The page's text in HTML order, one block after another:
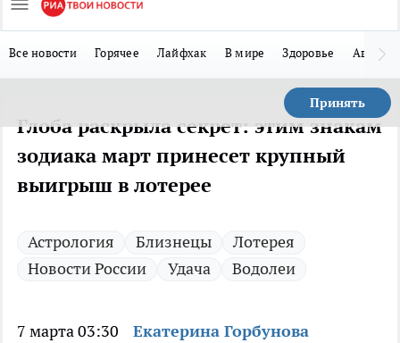
Все новости Горячее Лайфхак В мире Здоровье Авто
Принять
Глоба раскрыла секрет: этим знакам
зодиака март принесет крупный
выигрыш в лотерее
Астрология Близнецы
Лотерея
Новости России
Удача Водолеи
7 марта 03:30 Екатерина Горбунова